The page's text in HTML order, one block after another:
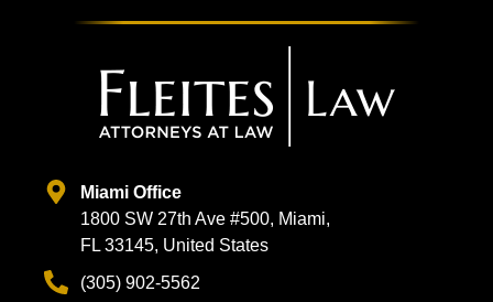
Miami Office
1800 SW 27th Ave #500, Miami,
FL 33145, United States
(305) 902-5562